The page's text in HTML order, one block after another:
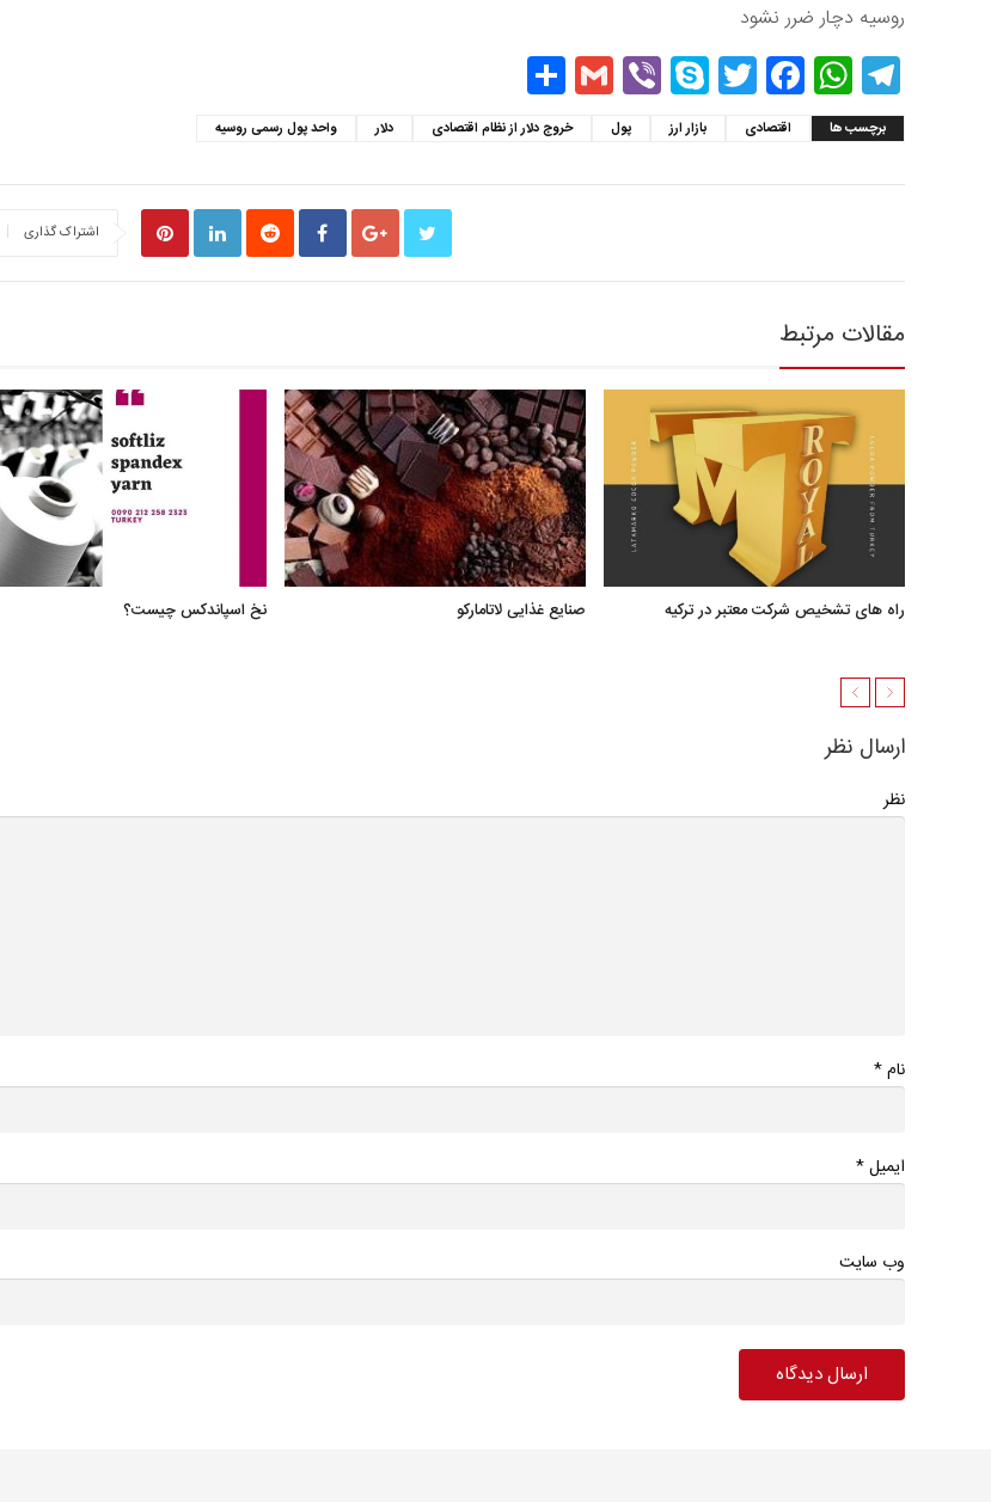
روسیه دچار ضرر نشود
Telegram
WhatsApp
Facebook
Twitter
Skype
Viber
Gmail
برچسب ها اقتصادی بازار ارز پول خروج دلار از نظام اقتصادی دلار واحد پول رسمی روسیه
اشتراک گذاری
مقالات مرتبط
راه های تشخیص شرکت معتبر در ترکیه صنایع غذایی لاتامارکو نخ اسپاندکس چیست؟
ارسال نظر
نظر
نام*
ایمیل*
وب سایت